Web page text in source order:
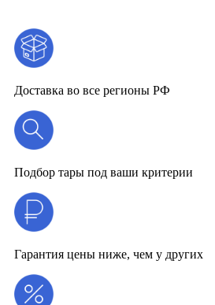
Доставка во все регионы РФ
Подбор тары под ваши критерии
Гарантия цены ниже, чем у других